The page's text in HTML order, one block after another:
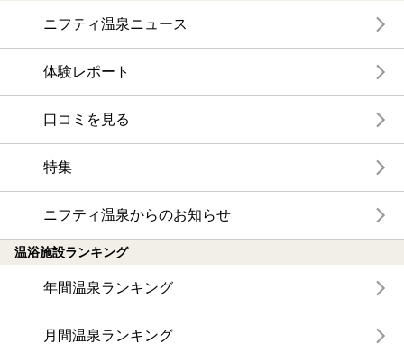
ニフティ温泉ニュース
体験レポート
口コミを見る
特集
ニフティ温泉からのお知らせ
温浴施設ランキング
年間温泉ランキング
月間温泉ランキング